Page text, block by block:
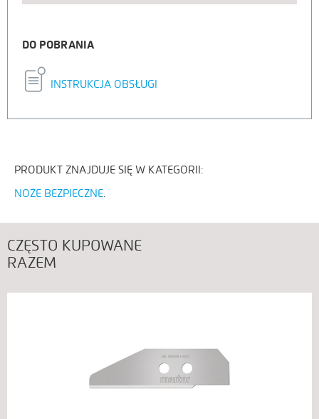
DO POBRANIA
INSTRUKCJA OBSŁUGI
PRODUKT ZNAJDUJE SIĘ W KATEGORII:
NOŻE BEZPIECZNE
CZĘSTO KUPOWANE
RAZEM